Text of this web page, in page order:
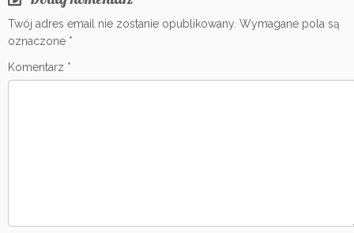
Twój adres email nie zostanie opublikowany. Wymagane pola są
oznaczone *
Komentarz *